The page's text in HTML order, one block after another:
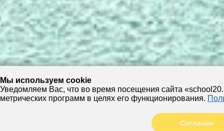
Мы используем cookie
Уведомляем Вас, что во время посещения сайта
метрических программ в целях его функционирования.
Согласен